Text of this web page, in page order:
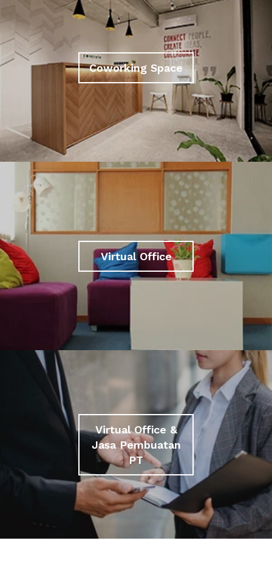
Coworking Space
Virtual Office
Virtual Office &
Jasa Pembuatan
PT